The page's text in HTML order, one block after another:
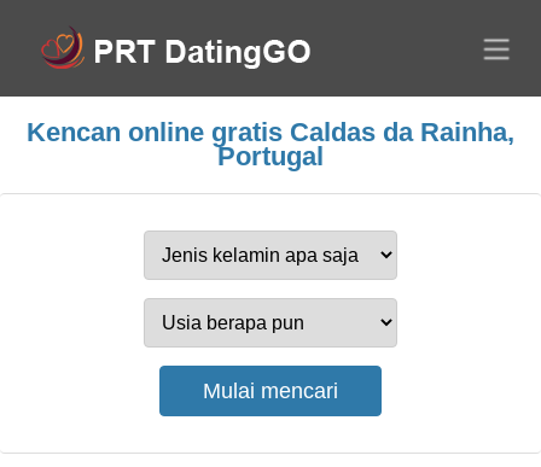
Kencan online gratis Caldas da Rainha,
Portugal